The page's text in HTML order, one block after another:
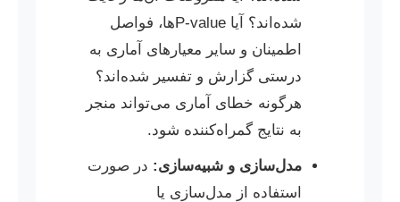
شده‌اند؟ آیا P-valueها، فواصل
اطمینان و سایر معیارهای آماری به
درستی گزارش و تفسیر شده‌اند؟
هرگونه خطای آماری می‌تواند منجر
به نتایج گمراه‌کننده شود.
مدل‌سازی و شبیه‌سازی: در صورت
استفاده از مدل‌سازی یا